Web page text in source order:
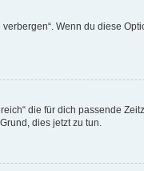
Wenn du diese
die für dich passende
dies jetzt zu tun.